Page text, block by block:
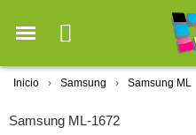
Inicio Samsung Samsung ML
Samsung ML-1672